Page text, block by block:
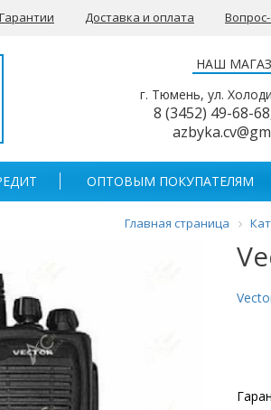
Гарантии Доставка и оплата
НАШ
г. Тюмень, ул.
8 (3452) 49-68-68
ОПТОВЫМ ПОКУПАТЕЛЯМ
Главная страница